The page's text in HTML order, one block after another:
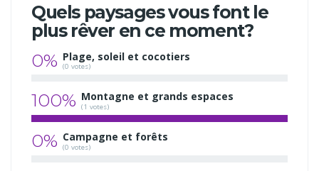
Quels paysages vous font le
plus rêver en ce moment?
0% Plage, soleil et cocotiers
(0 votes)
100% Montagne et grands espaces
(1 votes)
0% Campagne et forêts
(0 votes)